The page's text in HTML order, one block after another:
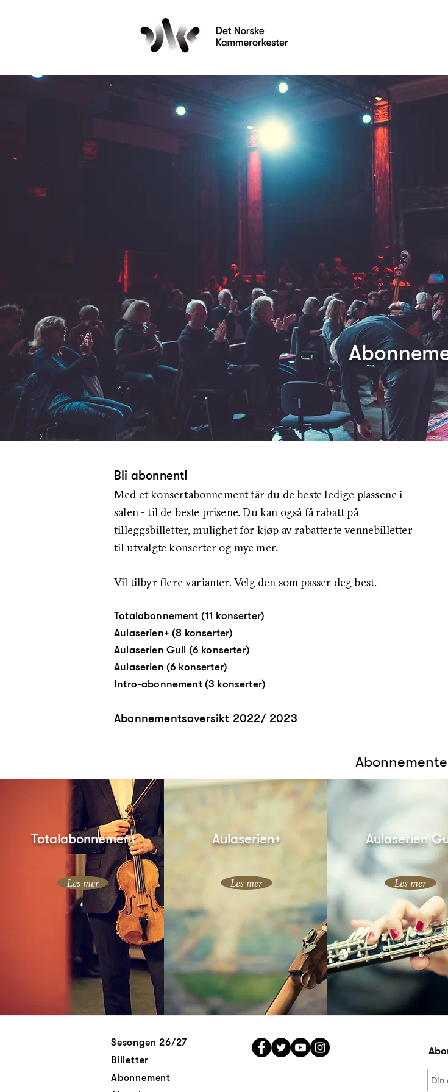
Bli abonnent!
Med et konsertabonnement får du de beste ledige plassene i
salen - til de beste prisene. Du kan også få rabatt på
tilleggsbilletter, mulighet for kjøp av rabatterte vennebilletter
til utvalgte konserter og mye mer.
Vil tilbyr flere varianter. Velg den som passer degbest.
Totalabonnement (11 konserter)
Aulaserien+ (8 konserter)
Aulaserien Gull (6 konserter)
Aulaserien (6 konserter)
Intro-abonnement (3 konserter)
Abonnementsoversikt 2022/ 2023
Totalabonnement
Les mer
Aulaserien+
Les mer
Aulaserien
Les mer
Sesongen 26/27
Billetter
Abonnement